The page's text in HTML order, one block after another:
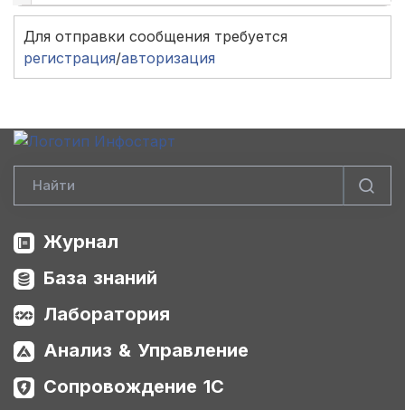
Для отправки сообщения требуется
регистрация/авторизация
Журнал
База знаний
Лаборатория
Анализ & Управление
Сопровождение 1С